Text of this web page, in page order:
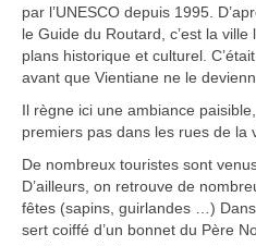
Toutes à l’école
Paludisme au
Les articles du
France
Carte de la France
par l’UNESCO depuis 1995.
le Guide du Routard, c’est la
plans historique et culturel.
avant que Vientiane ne le
Il règne ici une ambiance
premiers pas dans les rues de la
De nombreux touristes sont
D’ailleurs, on retrouve de
fêtes (sapins, guirlandes …)
sert coiffé d’un bonnet du Père